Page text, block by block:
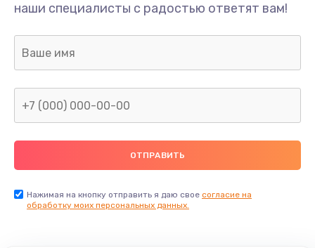
наши специалисты с радостью ответят вам!
Нажимая на кнопку отправить я даю свое согласие на
обработку моих персональных данных.